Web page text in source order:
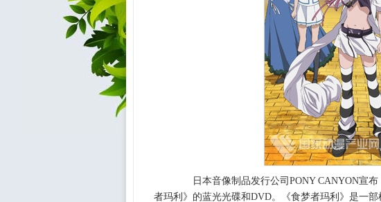
日本音像制品发行公司PONY CANYON宣布
者玛利》的蓝光光碟和DVD。《食梦者玛利》是一